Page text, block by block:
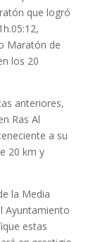
que logró
Maratón de
los 20
anteriores,
Ras Al
a su
20 km y
la Media
Ayuntamiento
estas